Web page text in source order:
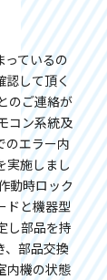
っているの
認して頂く
のご連絡が
コン系統及
のエラー内
実施しまし
動時ロック
ドと機器型
し部品を持
、部品交換
内機の状態